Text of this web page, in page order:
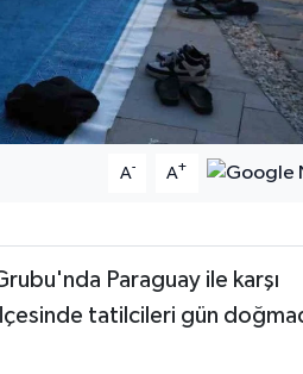
A- A+
Paraguay ile karşı
tatilcileri gün